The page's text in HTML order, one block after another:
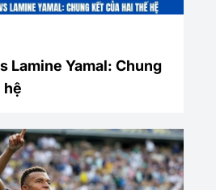
Lamine Yamal: Chung
hệ